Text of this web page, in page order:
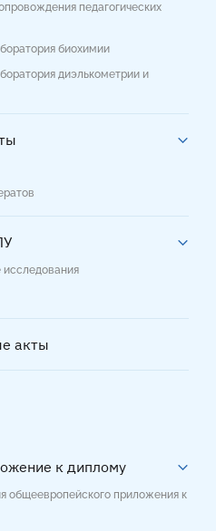
педагогических
биохимии
диэлькометрии и
акты
к диплому
общеевропейского приложения к